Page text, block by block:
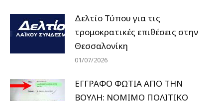
Δελτίο Τύπου για τις
τρομοκρατικές επιθέσεις στην
Θεσσαλονίκη
01/07/2026
ΕΓΓΡΑΦΟ ΦΩΤΙΑ ΑΠΟ ΤΗΝ
ΒΟΥΛΗ: ΝΟΜΙΜΟ ΠΟΛΙΤΙΚΟ